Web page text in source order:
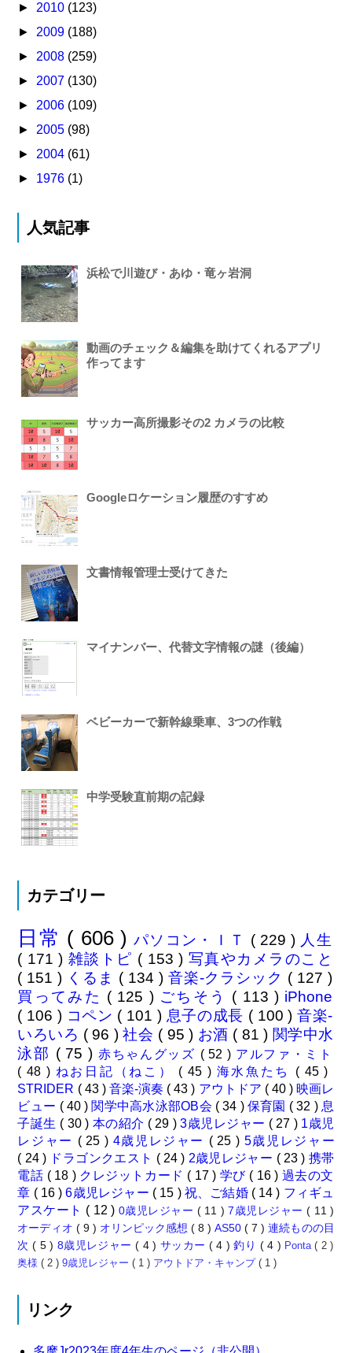
► 2010 (123)
► 2009 (188)
► 2008 (259)
► 2007 (130)
► 2006 (109)
► 2005 (98)
► 2004 (61)
► 1976 (1)
人気記事
浜松で川遊び・あゆ・竜ヶ岩洞
動画のチェック＆編集を助けてくれるアプリ
作ってます
サッカー高所撮影その2 カメラの比較
Googleロケーション履歴のすすめ
文書情報管理士受けてきた
マイナンバー、代替文字情報の謎（後編）
ベビーカーで新幹線乗車、3つの作戦
中学受験直前期の記録
カテゴリー
日常 ( 606 )パソコン・ＩＴ ( 229 ) 人生
( 171 ) 雑談トピ ( 153 ) 写真やカメラのこと
( 151 ) くるま ( 134 ) 音楽-クラシック ( 127 )
買ってみた ( 125 ) ごちそう ( 113 ) iPhone
( 106 ) コペン ( 101 ) 息子の成長 ( 100 )音楽-
いろいろ ( 96 )社会 ( 95 ) お酒 ( 81 ) 関学中水
泳部 ( 75 ) 赤ちゃんグッズ ( 52 ) アルファ・ミト
( 48 ) ねお日記（ねこ） ( 45 ) 海水魚たち ( 45 )
STRIDER ( 43 ) 音楽-演奏 ( 43 ) アウトドア ( 40 ) 映画レ
ビュー ( 40 ) 関学中高水泳部OB会 ( 34 ) 保育園 ( 32 ) 息
子誕生 ( 30 ) 本の紹介 ( 29 )3歳児レジャー ( 27 ) 1歳児
レジャー ( 25 ) 4歳児レジャー ( 25 ) 5歳児レジャー
( 24 ) ドラゴンクエスト ( 24 ) 2歳児レジャー ( 23 ) 携帯
電話 ( 18 ) クレジットカード ( 17 ) 学び ( 16 ) 過去の文
章 ( 16 )6歳児レジャー ( 15 ) 祝、ご結婚 ( 14 ) フィギュ
アスケート ( 12 ) 0歳児レジャー ( 11 )7歳児レジャー( 11 )
オーディオ ( 9 ) オリンピック感想( 8 )AS50( 7 )連続ものの目
次( 5 ) 8歳児レジャー( 4 ) サッカー ( 4 )釣り ( 4 ) Ponta( 2 )
奥様( 2 )9歳児レジャー( 1 ) アウトドア・キャンプ( 1 )
リンク